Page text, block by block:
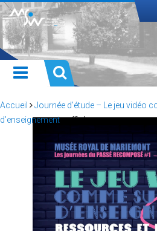
Accueil
Journée d’étude – Le jeu vidéo
d’enseignement
affiche